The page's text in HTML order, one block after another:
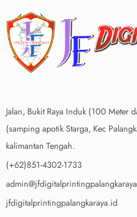
Jalan, Bukit Raya Induk (100 Meter
(samping apotik Starga, Kec
kalimantan Tengah.
(+62)851-4302-1733
jfdigitalprintingpalangkaraya.id